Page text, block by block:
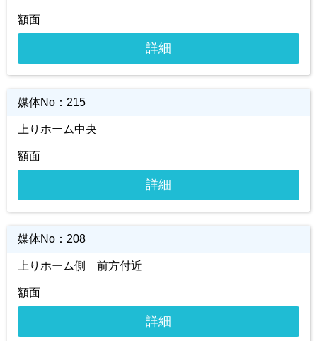
額面
詳細
媒体No： 215
上りホーム中央
額面
詳細
媒体No： 208
上りホーム側 前方付近
額面
詳細